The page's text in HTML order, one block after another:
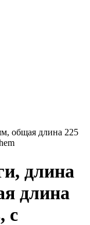
общая длина 225
длина
длина
с